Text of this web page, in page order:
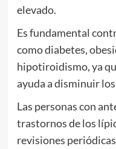
elevado.
Es fundamental
como diabetes,
hipotiroidismo, ya
ayuda a disminuir
Las personas con
trastornos de los
revisiones